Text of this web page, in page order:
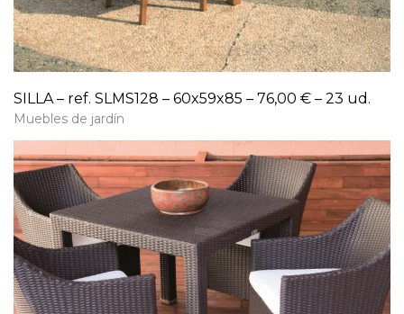
SILLA – ref. SLMS128 – 60x59x85 – 76,00 € – 23 ud.
Muebles de jardín